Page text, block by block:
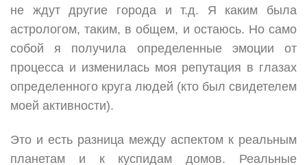
не ждут другие города и т.д. Я каким была
астрологом, таким, в общем, и остаюсь. Но само
собой я получила определенные эмоции от
процесса и изменилась моя репутация в глазах
определенного круга людей (кто был свидетелем
моей активности).
Это и есть разница между аспектом к реальным
планетам и к куспидам домов. Реальные